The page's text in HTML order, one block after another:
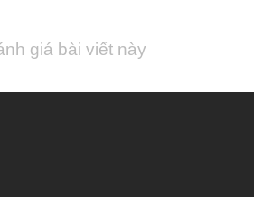
giá bài viết này